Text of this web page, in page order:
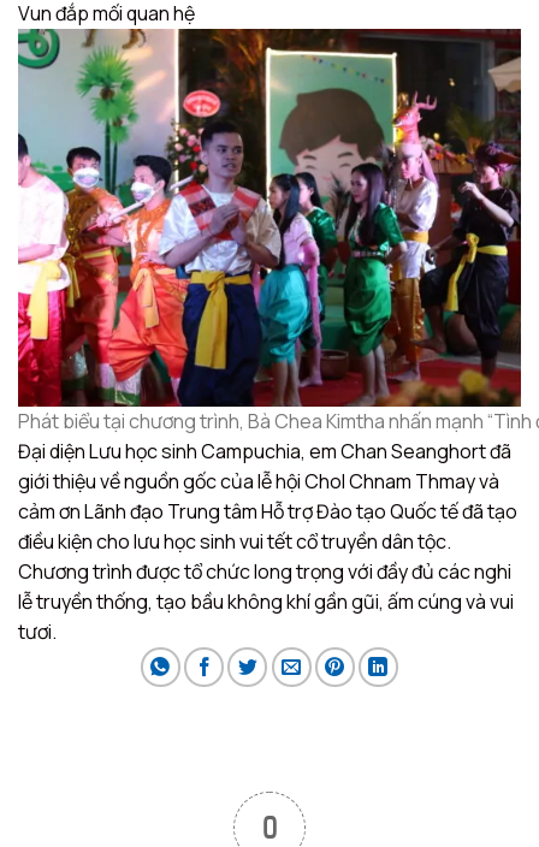
Vun đắp mối quan hệ
Phát biểu tại chương trình, Bà Chea Kimtha nhấn mạnh
Đại diện Lưu học sinh Campuchia, em Chan Seanghort đã
giới thiệu về nguồn gốc của lễ hội Chol Chnam Thmay và
cảm ơn Lãnh đạo Trung tâm Hỗ trợ Đào tạo Quốc tế đã tạo
điều kiện cho lưu học sinh vui tết cổ truyền dân tộc.
Chương trình được tổ chức long trọng với đầy đủ các nghi
lễ truyền thống, tạo bầu không khí gần gũi, ấm cúng và vui
tươi.
0